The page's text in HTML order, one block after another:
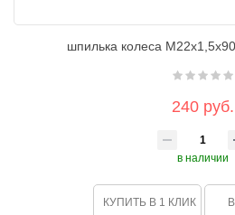
шпилька колеса
240 руб.
в наличии
КУПИТЬ В 1 КЛИК